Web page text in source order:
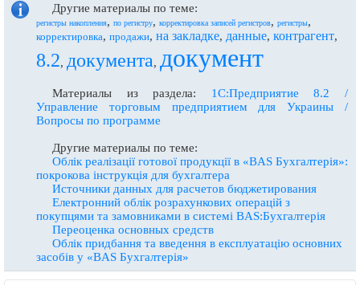
Другие материалы по теме:
регистры накопления, по регистру, корректировка записей регистров, регистры,
корректировка, продажи, на закладке, данные, контрагент,
8.2, документа, документ
Материалы из раздела: 1С:Предприятие 8.2 /
Управление торговым предприятием для Украины /
Вопросы по программе
Другие материалы по теме:
Облiк реалiзацiї готової продукцiї в «BAS Бухгалтерiя»:
покрокова iнструкцiя для бухгалтера
Источники данных для расчетов бюджетирования
Електронний облік розрахункових операцій з
покупцями та замовниками в системі BAS:Бухгалтерія
Переоценка основных средств
Облiк придбання та введення в експлуатацiю основних
засобiв у «BAS Бухгалтерiя»